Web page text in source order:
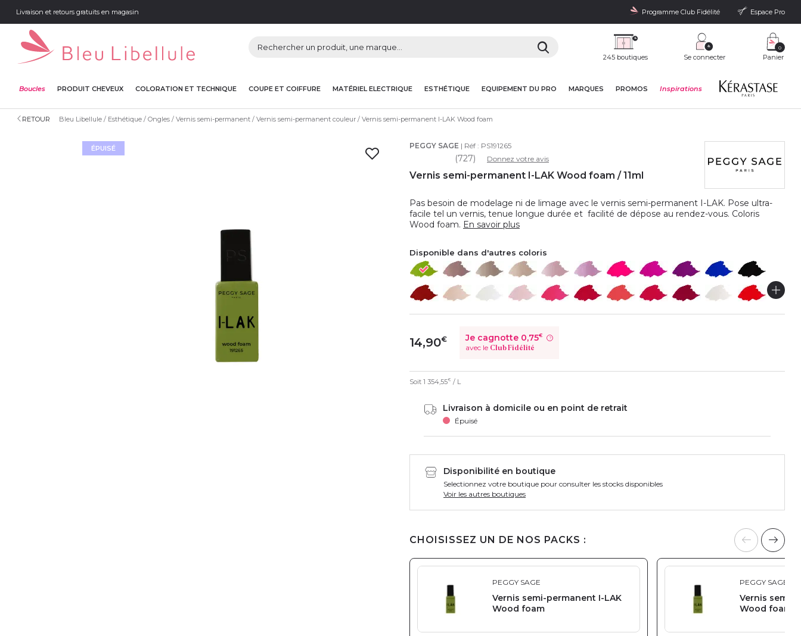
Livraison et retours gratuits en magasin Programme Club Fidélité Espace Pro
245 boutiques Se connecter Panier
0
Boucles PRODUIT CHEVEUX COLORATION ET TECHNIQUE COUPE ET COIFFURE MATÉRIEL ELECTRIQUE ESTHÉTIQUE EQUIPEMENT DU PRO MARQUES PROMOS Inspirations
RETOUR Bleu Libellule Esthétique Ongles Vernis semi-permanent Vernis semi-permanent couleur Vernis semi-permanent I-LAK Wood foam
ÉPUISÉ PEGGY SAGE | Réf : PS191265
(727) Donnez votre avis
Vernis semi-permanent I-LAK Wood foam / 11ml
Pas besoin de modelage ni de limage avec le vernis semi-permanent I-LAK. Pose ultra-
facile tel un vernis, tenue longue durée et facilité de dépose au rendez-vous. Coloris
Wood foam. En savoir plus
Disponible dans d'autres coloris
14,90€ Je cagnotte 0,75€
avec le Club Fidélité
?
Soit 1 354,55€ / L
Livraison à domicile ou en point de retrait
Épuisé
Disponibilité en boutique
Selectionnez votre boutique pour consulter les stocks disponibles
Voir les autres boutiques
CHOISISSEZ UN DE NOS PACKS :
PEGGY SAGE
Vernis semi-permanent I-LAK
Wood foam
PEGGY SAGE
Vernis semi-
Wood foam